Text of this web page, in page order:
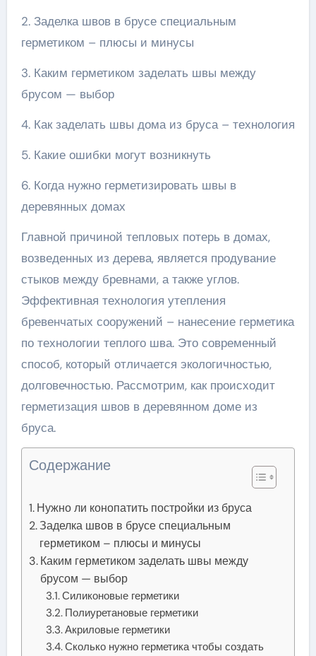
2. Заделка швов в брусе специальным
герметиком – плюсы и минусы
3. Каким герметиком заделать швы между
брусом — выбор
4. Как заделать швы дома из бруса – технология
5. Какие ошибки могут возникнуть
6. Когда нужно герметизировать швы в
деревянных домах
Главной причиной тепловых потерь в домах,
возведенных из дерева, является продувание
стыков между бревнами, а также углов.
Эффективная технология утепления
бревенчатых сооружений – нанесение герметика
по технологии теплого шва. Это современный
способ, который отличается экологичностью,
долговечностью. Рассмотрим, как происходит
герметизация швов в деревянном доме из
бруса.
Содержание
Нужно ли конопатить постройки из бруса
Заделка швов в брусе специальным
герметиком – плюсы и минусы
Каким герметиком заделать швы между
брусом — выбор
Силиконовые герметики
Полиуретановые герметики
Акриловые герметики
Сколько нужно герметика чтобы создать